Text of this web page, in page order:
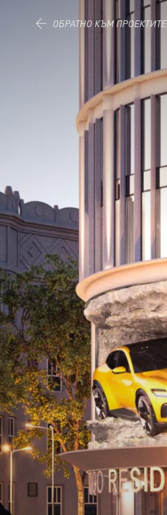
ОБРАТНО КЪМ ПРОЕКТИТЕ